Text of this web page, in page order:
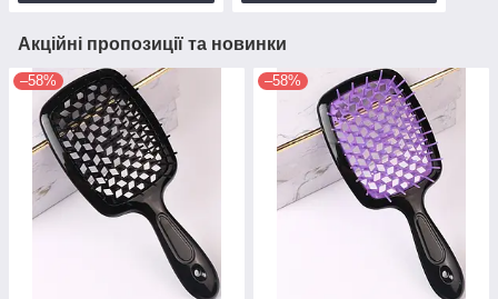
Акційні пропозиції та новинки
–58% –58%